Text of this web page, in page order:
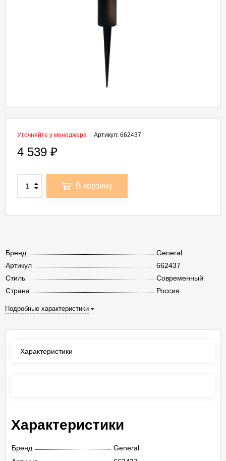
Бренд
General
Артикул
662437
Стиль
Современный
Страна
Россия
Подробные характеристики
Артикул: 662437
Уточняйте у менеджера
4 539 ₽
В корзину
Характеристики
Характеристики
Бренд
General